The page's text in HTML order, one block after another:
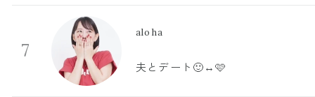
7
aloha
夫とデート🙂‍↔️🩷